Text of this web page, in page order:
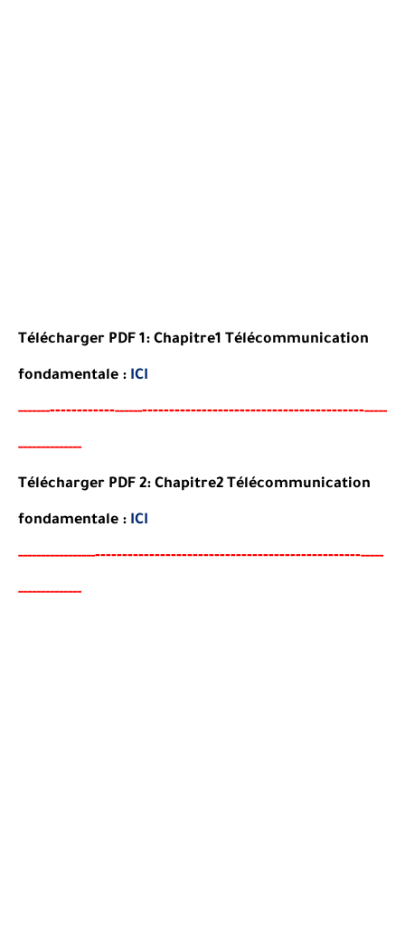
Télécharger PDF 1: Chapitre1 Télécommunication
fondamentale : ICI
-----------------------------------------------------------------------
--------------
Télécharger PDF 2: Chapitre2 Télécommunication
fondamentale : ICI
-----------------------------------------------------------------------
--------------